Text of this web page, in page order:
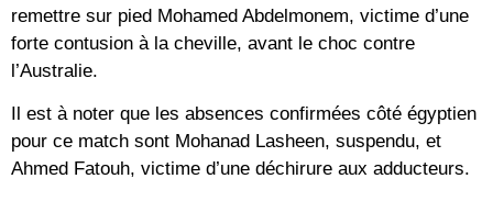
remettre sur pied Mohamed Abdelmonem, victime d’une
forte contusion à la cheville, avant le choc contre
l’Australie.
Il est à noter que les absences confirmées côté égyptien
pour ce match sont Mohanad Lasheen, suspendu, et
Ahmed Fatouh, victime d’une déchirure aux adducteurs.